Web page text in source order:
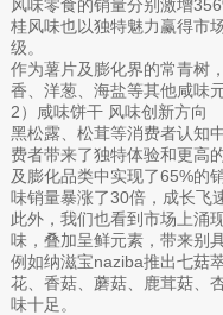
风味零食的销量分别激增
桂风味也以独特魅力赢得市
级。
作为薯片及膨化界的常青树
香、洋葱、海盐等其他咸味
2）咸味饼干 风味创新方向
黑松露、松茸等消费者认知
费者带来了独特体验和更高
及膨化品类中实现了65%的
味销量暴涨了30倍，成长飞
此外，我们也看到市场上涌
味，叠加呈鲜元素，带来别
例如纳滋宝naziba推出七菇
花、香菇、蘑菇、鹿茸菇、
味十足。